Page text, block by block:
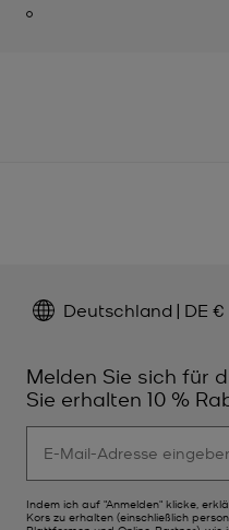
Deutschland | DE €
Melden Sie sich für
Sie erhalten 10 %
Indem ich auf "Anmelden" klicke,
Kors zu erhalten (einschließlich